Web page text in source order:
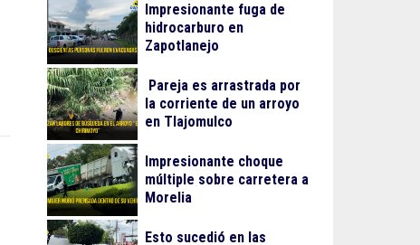
Impresionante fuga de
hidrocarburo en
Zapotlanejo
Pareja es arrastrada por
la corriente de un arroyo
en Tlajomulco
Impresionante choque
múltiple sobre carretera a
Morelia
Esto sucedió en las